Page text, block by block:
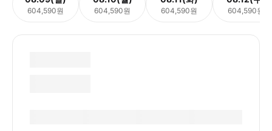
604,590원 604,590원 604,590원 604,590원